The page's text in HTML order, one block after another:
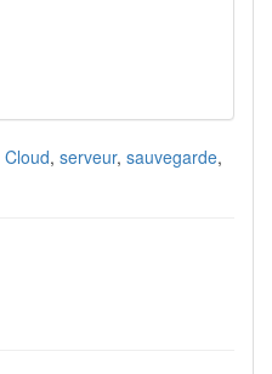
Cloud, serveur, sauvegarde,